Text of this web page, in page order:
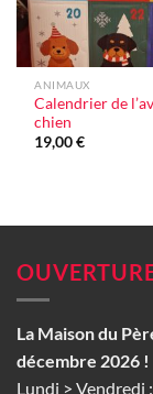
ANIMAUX
Calendrier de
chien
19,00€
La Maison du
décembre 2026 !
Lundi > Vendredi